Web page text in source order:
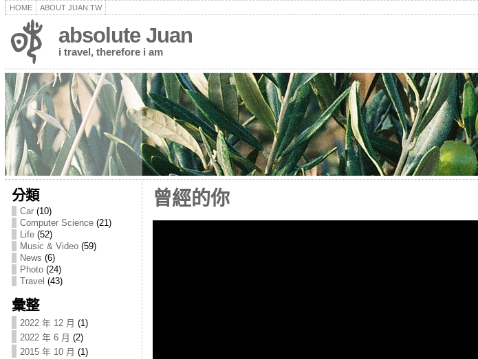
HOME ABOUT JUAN.TW
absolute Juan
i travel, therefore i am
分類
Car(10)
Computer Science(21)
Life(52)
Music & Video(59)
News (6)
Photo(24)
Travel (43)
彙整
2022 年 12 月 (1)
2022 年 6 月 (2)
2015 年 10 月 (1)
曾經的你